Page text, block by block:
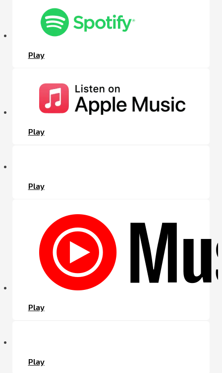
Play
Play
Play
Play
Play